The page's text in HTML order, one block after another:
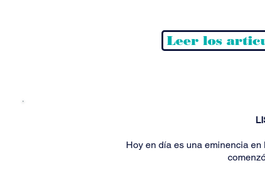
Leer los
Hoy en día es una eminencia